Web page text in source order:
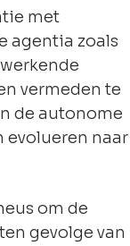
met
agentia zoals
vermeden te
de autonome
evolueren naar
om de
gevolge van